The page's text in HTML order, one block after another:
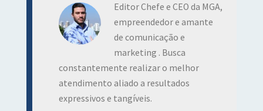
Editor Chefe e CEO da MGA,
empreendedor e amante
de comunicação e
marketing . Busca
constantemente realizar o melhor
atendimento aliado a resultados
expressivos e tangíveis.